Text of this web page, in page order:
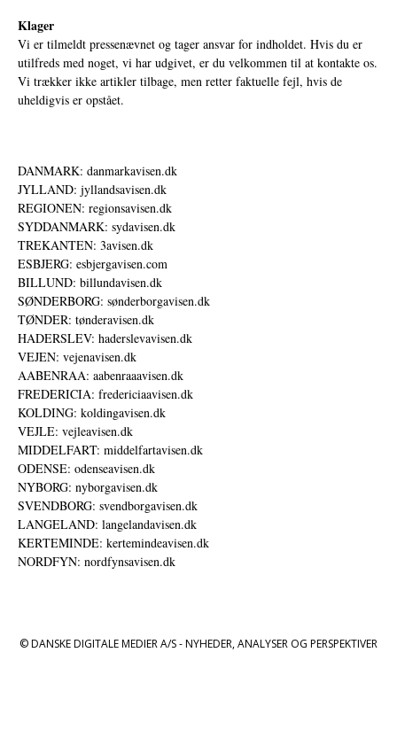
Klager
Vi er tilmeldt pressenævnet og tager ansvar for indholdet. Hvis du er
utilfreds med noget, vi har udgivet, er du velkommen til at kontakte os.
Vi trækker ikke artikler tilbage, men retter faktuelle fejl, hvis de
uheldigvis er opstået.
DANMARK: danmarkavisen.dk
JYLLAND: jyllandsavisen.dk
REGIONEN: regionsavisen.dk
SYDDANMARK: sydavisen.dk
TREKANTEN: 3avisen.dk
ESBJERG: esbjergavisen.com
BILLUND: billundavisen.dk
SØNDERBORG: sønderborgavisen.dk
TØNDER: tønderavisen.dk
HADERSLEV: haderslevavisen.dk
VEJEN: vejenavisen.dk
AABENRAA: aabenraaavisen.dk
FREDERICIA: fredericiaavisen.dk
KOLDING: koldingavisen.dk
VEJLE: vejleavisen.dk
MIDDELFART: middelfartavisen.dk
ODENSE: odenseavisen.dk
NYBORG: nyborgavisen.dk
SVENDBORG: svendborgavisen.dk
LANGELAND: langelandavisen.dk
KERTEMINDE: kertemindeavisen.dk
NORDFYN: nordfynsavisen.dk
© DANSKE DIGITALE MEDIER A/S - NYHEDER, ANALYSER OG PERSPEKTIVER